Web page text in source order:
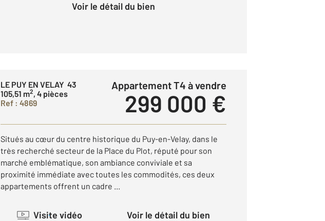
Voir le détail du bien
LE PUY EN VELAY 43
105,51 m2, 4 pièces
Ref : 4869
Appartement T4 à vendre
299 000 €
Situés au cœur du centre historique du Puy-en-Velay, dans le
très recherché secteur de la Place du Plot, réputé pour son
marché emblématique, son ambiance conviviale et sa
proximité immédiate avec toutes les commodités, ces deux
appartements offrent un cadre ...
Visite vidéo Voir le détail du bien